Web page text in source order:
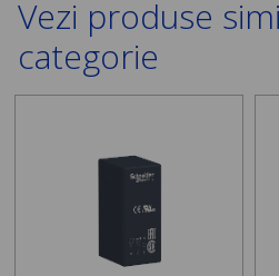
Vezi produse
categorie